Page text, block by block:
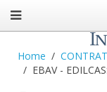
Home
EBAV -